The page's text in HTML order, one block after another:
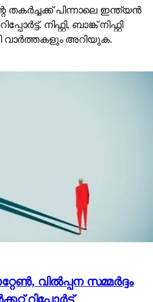
തകർച്ചക്ക് പിന്നാലെ ഇന്ത്യൻ
നിഫ്റ്റി, ബാങ്ക് നിഫ്റ്റി
വാർത്തകളും അറിയുക.
വിൽപ്പന സമ്മർദ്ദം
റിപ്പോർട്ട്